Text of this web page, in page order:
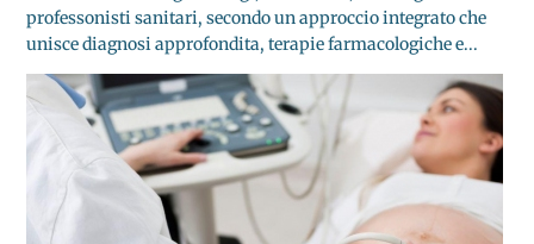
professonisti sanitari, secondo un approccio integrato che
unisce diagnosi approfondita, terapie farmacologiche e...